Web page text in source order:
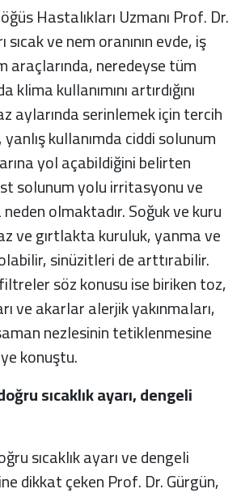
Hastalıkları Uzmanı Prof. Dr.
sıcak ve nem oranının evde, iş
araçlarında, neredeyse tüm
kullanımını artırdığını
aylarında serinlemek için tercih
kullanımda ciddi solunum
yol açabildiğini belirten
solunum yolu irritasyonu ve
olmaktadır. Soğuk ve kuru
ve gırtlakta kuruluk, yanma ve
sinüzitleri de arttırabilir.
söz konusu ise biriken toz,
ve akarlar alerjik yakınmaları,
nezlesinin tetiklenmesine
konuştu.
sıcaklık ayarı, dengeli
sıcaklık ayarı ve dengeli
dikkat çeken Prof. Dr. Gürgün,